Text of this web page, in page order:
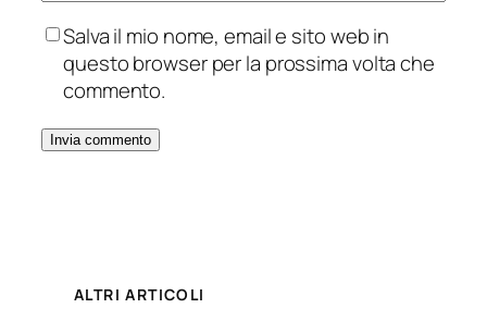
Salva il mio nome, email e sito web in
questo browser per la prossima volta che
commento.
ALTRI ARTICOLI